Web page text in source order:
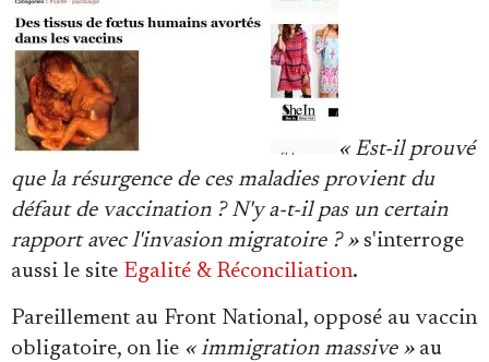
« Est-il prouvé
que la résurgence de ces maladies provient du
défaut de vaccination ? N'y a-t-il pas un certain
rapport avec l'invasion migratoire ? » s'interroge
aussi le site Egalité & Réconciliation.
Pareillement au Front National, opposé au vaccin
obligatoire, on lie « immigration massive »au